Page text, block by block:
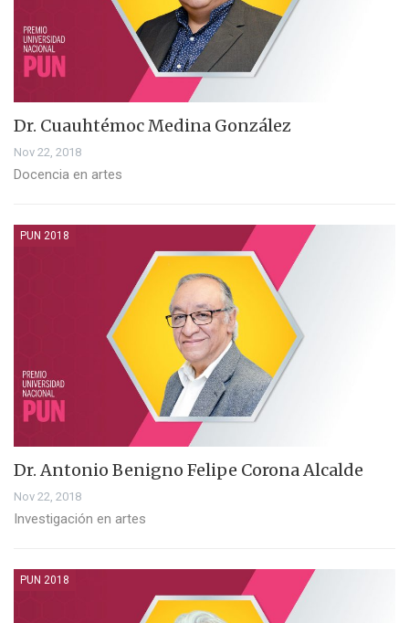
Dr. Cuauhtémoc Medina González
Nov 22, 2018
Docencia en artes
PUN 2018
Dr. Antonio Benigno Felipe Corona Alcalde
Nov 22, 2018
Investigación en artes
PUN 2018